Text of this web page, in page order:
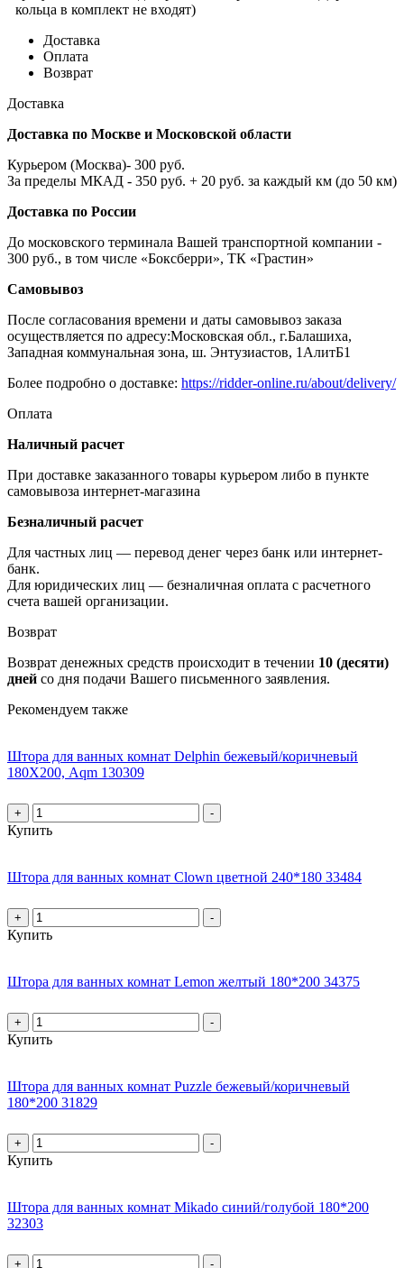
кольца в комплект не входят)
Доставка
Оплата
Возврат
Доставка
Доставка по Москве и Московской области
Курьером (Москва)- 300 руб.
За пределы МКАД - 350 руб. + 20 руб. за каждый км (до 50 км)
Доставка по России
До московского терминала Вашей транспортной компании -
300 руб., в том числе «Боксберри», ТК «Грастин»
Самовывоз
После согласования времени и даты самовывоз заказа
осуществляется по адресу:Московская обл., г.Балашиха,
Западная коммунальная зона, ш. Энтузиастов, 1АлитБ1
Более подробно о доставке: https://ridder-online.ru/about/delivery/
Оплата
Наличный расчет
При доставке заказанного товары курьером либо в пункте
самовывоза интернет-магазина
Безналичный расчет
Для частных лиц — перевод денег через банк или интернет-
банк.
Для юридических лиц — безналичная оплата с расчетного
счета вашей организации.
Возврат
Возврат денежных средств происходит в течении 10 (десяти)
дней со дня подачи Вашего письменного заявления.
Рекомендуем также
Штора для ванных комнат Delphin бежевый/коричневый
180Х200, Aqm 130309
+ -
Купить
Штора для ванных комнат Clown цветной 240*180 33484
+ -
Купить
Штора для ванных комнат Lemon желтый 180*200 34375
+ -
Купить
Штора для ванных комнат Puzzle бежевый/коричневый
180*200 31829
+ -
Купить
Штора для ванных комнат Mikado синий/голубой 180*200
32303
+ -